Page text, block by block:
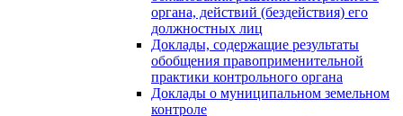
органа, действий (бездействия) его
должностных лиц
Доклады, содержащие результаты
обобщения правоприменительной
практики контрольного органа
Доклады о муниципальном земельном
контроле